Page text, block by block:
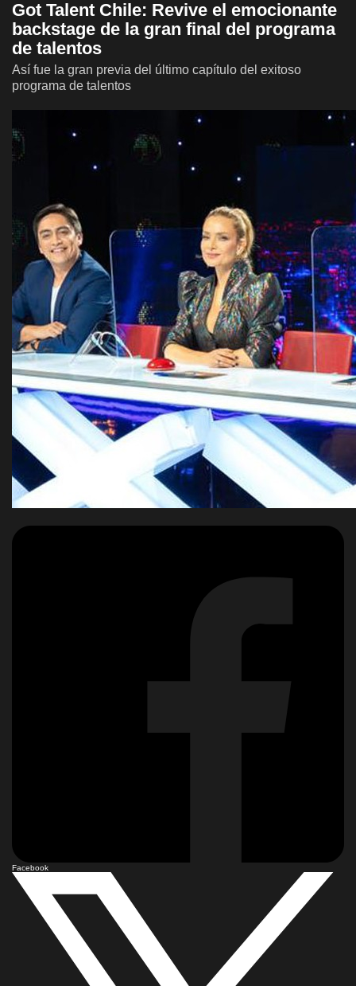
Got Talent Chile: Revive el emocionante
backstage de la gran final del programa
de talentos
Así fue la gran previa del último capítulo del exitoso
programa de talentos
Facebook